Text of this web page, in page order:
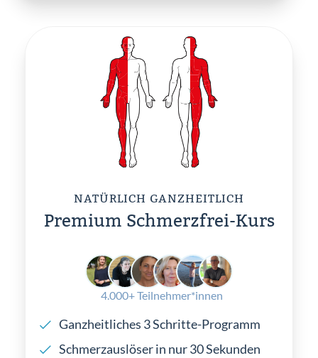
NATÜRLICH GANZHEITLICH
Premium Schmerzfrei-Kurs
4.000+ Teilnehmer*innen
Ganzheitliches 3 Schritte-Programm
Schmerzauslöser in nur 30 Sekunden